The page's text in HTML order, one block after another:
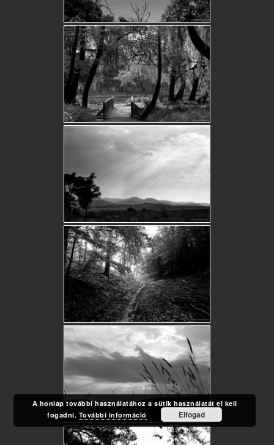
A honlap további használatához a sütik használatát el kell
fogadni. További információ Elfogad